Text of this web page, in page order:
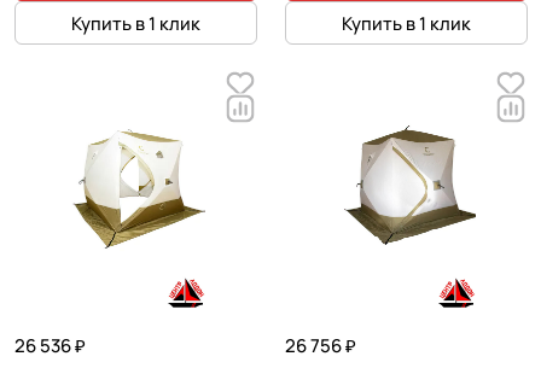
Купить в 1 клик
Купить в 1 клик
26 536 ₽
26 756 ₽